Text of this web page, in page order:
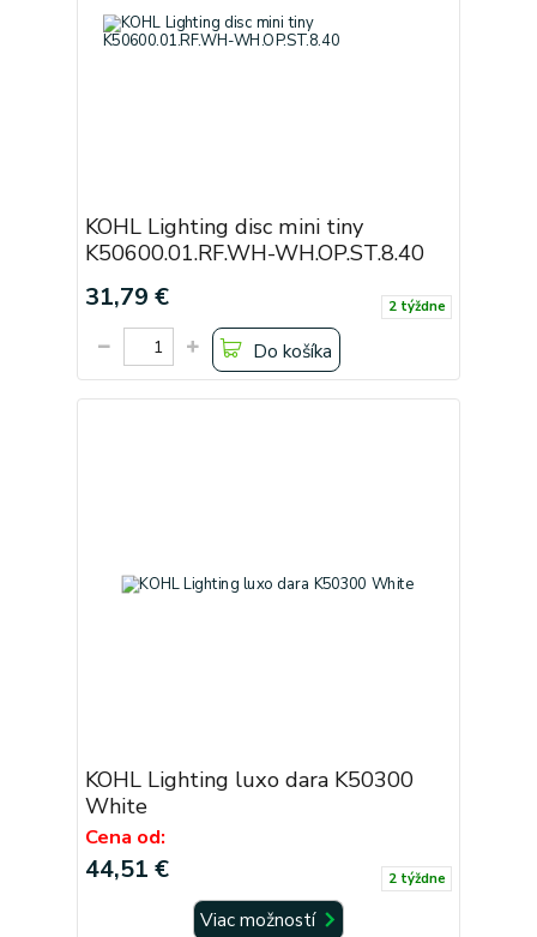
KOHL Lighting disc mini tiny
K50600.01.RF.WH-WH.OP.ST.8.40
31,79 € 2 týždne
Do košíka
KOHL Lighting luxo dara K50300
White
Cena od:
44,51 € 2 týždne
Viac možností